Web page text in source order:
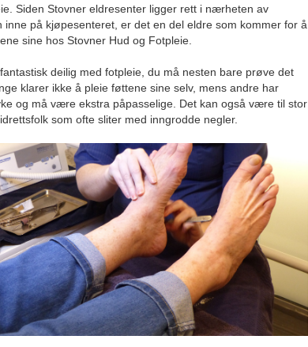
Siden Stovner eldresenter ligger rett i nærheten av
inne på kjøpesenteret, er det en del eldre som kommer for å
sine hos Stovner Hud og Fotpleie.
deilig med fotpleie, du må nesten bare prøve det
klarer ikke å pleie føttene sine selv, mens andre har
og må være ekstra påpasselige. Det kan også være til stor
som ofte sliter med inngrodde negler.